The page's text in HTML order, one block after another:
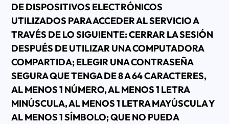
DE DISPOSITIVOS ELECTRÓNICOS
UTILIZADOS PARA ACCEDER AL SERVICIO A
TRAVÉS DE LO SIGUIENTE: CERRAR LA SESIÓN
DESPUÉS DE UTILIZAR UNA COMPUTADORA
COMPARTIDA; ELEGIR UNA CONTRASEÑA
SEGURA QUE TENGA DE 8 A 64 CARACTERES,
AL MENOS 1 NÚMERO, AL MENOS 1 LETRA
MINÚSCULA, AL MENOS 1 LETRA MAYÚSCULA Y
AL MENOS 1 SÍMBOLO; QUE NO PUEDA